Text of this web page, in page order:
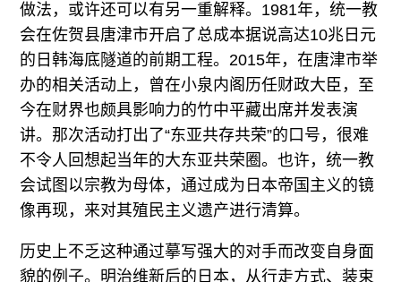
做法，或许还可以有另一重解释。1981年，统一教
会在佐贺县唐津市开启了总成本据说高达10兆日元
的日韩海底隧道的前期工程。2015年，在唐津市举
办的相关活动上，曾在小泉内阁历任财政大臣，至
今在财界也颇具影响力的竹中平藏出席并发表演
讲。那次活动打出了“东亚共存共荣”的口号，很难
不令人回想起当年的大东亚共荣圈。也许，统一教
会试图以宗教为母体，通过成为日本帝国主义的镜
像再现，来对其殖民主义遗产进行清算。
历史上不乏这种通过摹写强大的对手而改变自身面
貌的例子。明治维新后的日本，从行走方式、装束